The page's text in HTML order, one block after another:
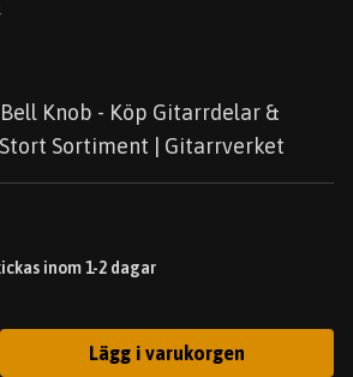
Knob - Köp Gitarrdelar &
Sortiment | Gitarrverket
inom 1-2 dagar
Lägg i varukorgen